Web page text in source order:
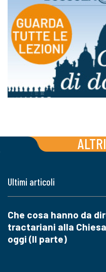
Ultimi articoli
Che cosa hanno da
tractariani alla
oggi (II parte)